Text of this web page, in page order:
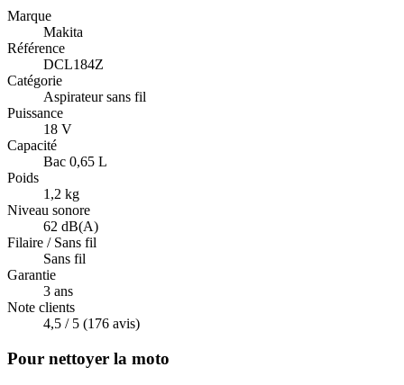
Marque
Makita
Référence
DCL184Z
Catégorie
Aspirateur sans fil
Puissance
18 V
Capacité
Bac 0,65 L
Poids
1,2 kg
Niveau sonore
62 dB(A)
Filaire / Sans fil
Sans fil
Garantie
3 ans
Note clients
4,5 / 5 (176 avis)
Pour nettoyer la moto